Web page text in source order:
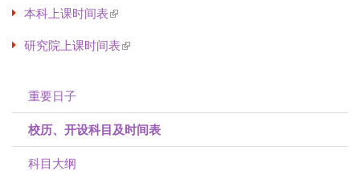
本科上课时间表(link is external)
研究院上课时间表(link is external)
重要日子
校历、开设科目及时间表
科目大纲